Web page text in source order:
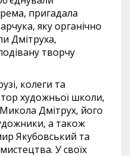
пригадала
яку органічно
Дмітруха,
творчу
колеги та
художньої школи,
Дмітрух, його
а також
Якубовський та
У своїх